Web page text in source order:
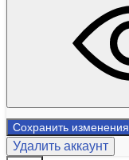
Сохранить изменения
Удалить аккаунт